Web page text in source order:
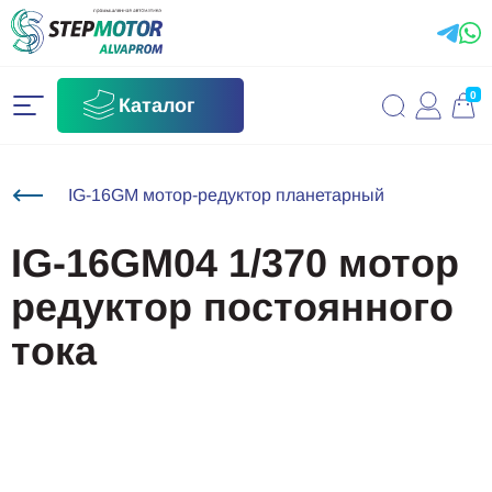
Каталог 0
IG-16GM мотор-редуктор планетарный
IG-16GM04 1/370 мотор
редуктор постоянного
тока